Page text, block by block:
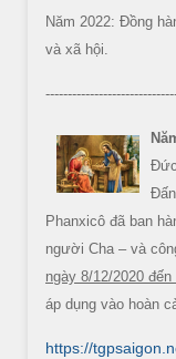
Năm 2022: Đồng
và xã hội.
Phanxicô đã ban
người Cha – và
ngày 8/12/2020
áp dụng vào hoàn
https://